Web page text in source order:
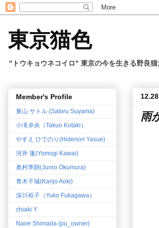
東京猫色
"トウキョウネコイロ" 東京の今を生きる野良
雨
Member's Profile
巣山 サトル (Satoru Suyama)
小滝卓央（Takuo Kotaki）
やすえ ひでのり(Hidenori Yasue)
河井 蓬(Yomogi Kawai)
奥村準朗(Junro Okumura)
青木干城(Kanjo Aoki)
深川裕子（Yuko Fukagawa）
chiaki Y
Naoe Shimada (pu_owner)